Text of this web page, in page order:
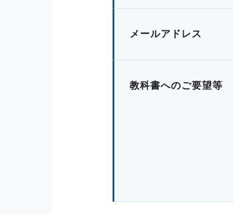
メールアドレス
教科書へのご要望等